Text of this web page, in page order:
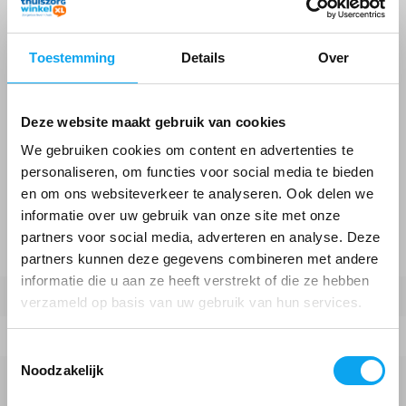
Toestemming Details Over
Deze website maakt gebruik van cookies
We gebruiken cookies om content en advertenties te
personaliseren, om functies voor social media te bieden
en om ons websiteverkeer te analyseren. Ook delen we
informatie over uw gebruik van onze site met onze
partners voor social media, adverteren en analyse. Deze
partners kunnen deze gegevens combineren met andere
informatie die u aan ze heeft verstrekt of die ze hebben
verzameld op basis van uw gebruik van hun services.
Noodzakelijk
Tijdelijk uitverkocht!
We sturen u een email als we dit artikel weer op
voorraad hebben
handvat
De wandelstok met Offset handvat dient op de juiste
handvat wordt vervolgens ter hoogte van de polsen
afgesteld.
Specificaties
Hoogte handvat
(verstelbaar)
71 - 96 cm
Materiaal handvat Zacht materiaal
Materiaal wandelstok /
Aluminium